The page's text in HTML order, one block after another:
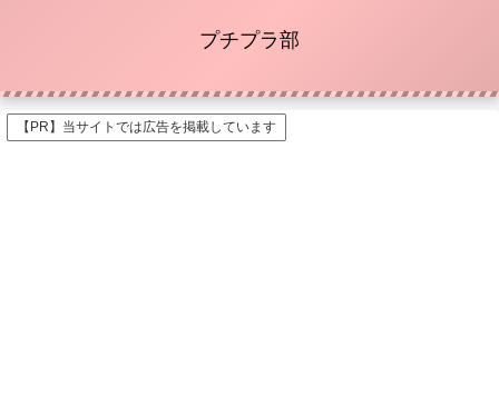
プチプラ部
【PR】当サイトでは広告を掲載しています